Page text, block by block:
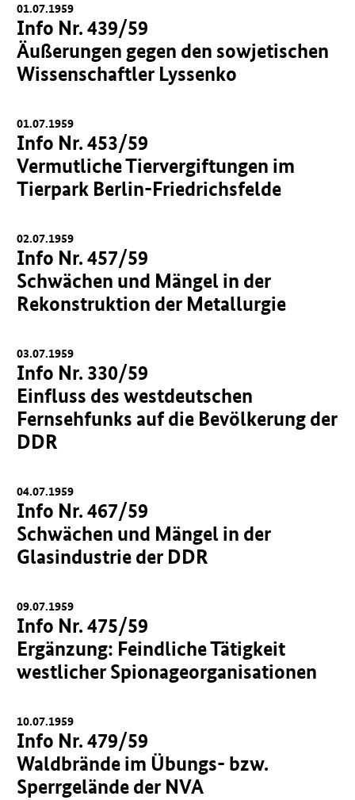
01.07.1959
Info Nr. 439/59
Äußerungen gegen den sowjetischen
Wissenschaftler Lyssenko
01.07.1959
Info Nr. 453/59
Vermutliche Tiervergiftungen im
Tierpark Berlin-Friedrichsfelde
02.07.1959
Info Nr. 457/59
Schwächen und Mängel in der
Rekonstruktion der Metallurgie
03.07.1959
Info Nr. 330/59
Einfluss des westdeutschen
Fernsehfunks auf die Bevölkerung der
DDR
04.07.1959
Info Nr. 467/59
Schwächen und Mängel in der
Glasindustrie der DDR
09.07.1959
Info Nr. 475/59
Ergänzung: Feindliche Tätigkeit
westlicher Spionageorganisationen
10.07.1959
Info Nr. 479/59
Waldbrände im Übungs- bzw.
Sperrgelände der NVA